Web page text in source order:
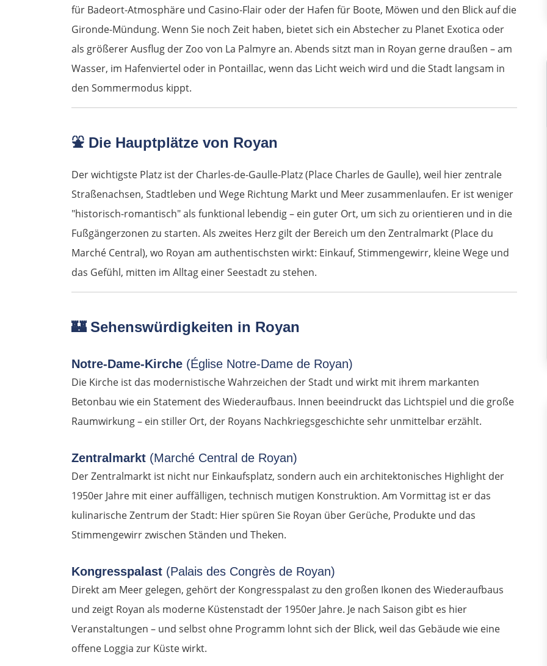
für Badeort-Atmosphäre und Casino-Flair oder der Hafen für Boote, Möwen und den Blick auf die
Gironde-Mündung. Wenn Sie noch Zeit haben, bietet sich ein Abstecher zu Planet Exotica oder
als größerer Ausflug der Zoo von La Palmyre an. Abends sitzt man in Royan gerne draußen – am
Wasser, im Hafenviertel oder in Pontaillac, wenn das Licht weich wird und die Stadt langsam in
den Sommermodus kippt.
⛲ Die Hauptplätze von Royan
Der wichtigste Platz ist der Charles-de-Gaulle-Platz (Place Charles de Gaulle), weil hier zentrale
Straßenachsen, Stadtleben und Wege Richtung Markt und Meer zusammenlaufen. Er ist weniger
"historisch-romantisch" als funktional lebendig – ein guter Ort, um sich zu orientieren und in die
Fußgängerzonen zu starten. Als zweites Herz gilt der Bereich um den Zentralmarkt (Place du
Marché Central), wo Royan am authentischsten wirkt: Einkauf, Stimmengewirr, kleine Wege und
das Gefühl, mitten im Alltag einer Seestadt zu stehen.
🏰Sehenswürdigkeiten in Royan
Notre-Dame-Kirche (Église Notre-Dame de Royan)
Die Kirche ist das modernistische Wahrzeichen der Stadt und wirkt mit ihrem markanten
Betonbau wie ein Statement des Wiederaufbaus. Innen beeindruckt das Lichtspiel und die große
Raumwirkung – ein stiller Ort, der Royans Nachkriegsgeschichte sehr unmittelbar erzählt.
Zentralmarkt (Marché Central de Royan)
Der Zentralmarkt ist nicht nur Einkaufsplatz, sondern auch ein architektonisches Highlight der
1950er Jahre mit einer auffälligen, technisch mutigen Konstruktion. Am Vormittag ist er das
kulinarische Zentrum der Stadt: Hier spüren Sie Royan über Gerüche, Produkte und das
Stimmengewirr zwischen Ständen und Theken.
Kongresspalast (Palais des Congrès de Royan)
Direkt am Meer gelegen, gehört der Kongresspalast zu den großen Ikonen des Wiederaufbaus
und zeigt Royan als moderne Küstenstadt der 1950er Jahre. Je nach Saison gibt es hier
Veranstaltungen – und selbst ohne Programm lohnt sich der Blick, weil das Gebäude wie eine
offene Loggia zur Küste wirkt.